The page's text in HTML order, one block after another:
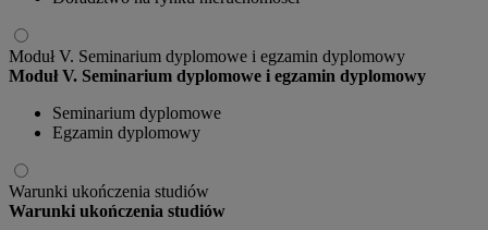
Moduł V. Seminarium dyplomowe i egzamin dyplomowy
Moduł V. Seminarium dyplomowe i egzamin dyplomowy
Seminarium dyplomowe
Egzamin dyplomowy
Warunki ukończenia studiów
Warunki ukończenia studiów